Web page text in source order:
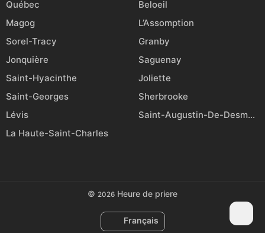
Québec
Beloeil
Magog
L’Assomption
Sorel-Tracy
Granby
Jonquière
Saguenay
Saint-Hyacinthe
Joliette
Saint-Georges
Sherbrooke
Lévis
Saint-Augustin-De-Desmaures
La Haute-Saint-Charles
© 2026 Heure de priere
Français